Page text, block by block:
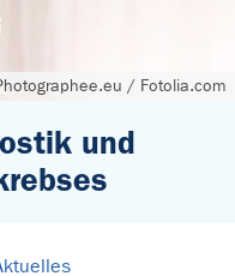
/ Fotolia.com
und